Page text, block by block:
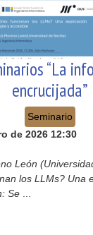
“La
encrucijada”
Seminario
de 2026 12:30
León
los LLMs? Una
Se